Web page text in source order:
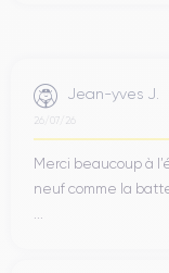
Jean-yves J.
26/07/26
Merci beaucoup à
neuf comme la